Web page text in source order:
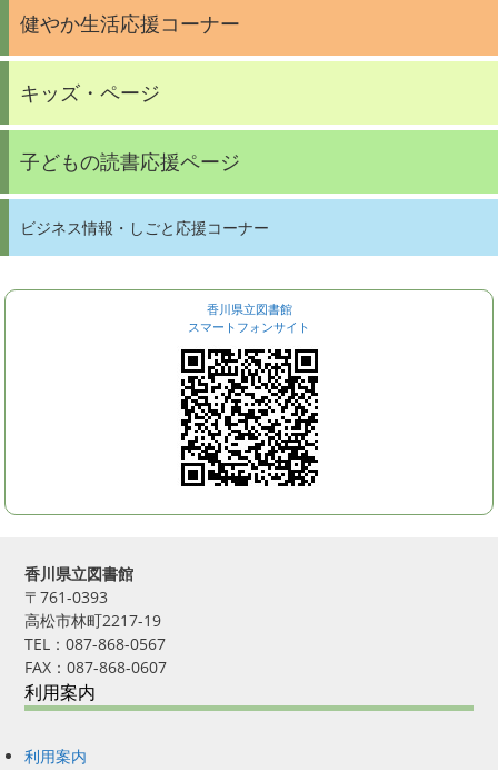
健やか生活応援コーナー
キッズ・ページ
子どもの読書応援ページ
ビジネス情報・しごと応援コーナー
香川県立図書館
スマートフォンサイト
香川県立図書館
〒761-0393
高松市林町2217-19
TEL：087-868-0567
FAX：087-868-0607
利用案内
利用案内